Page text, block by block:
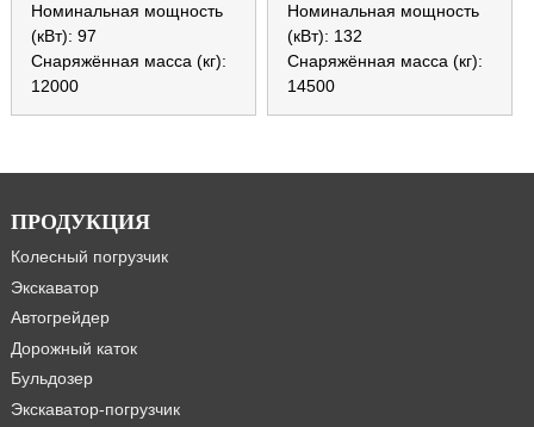
Номинальная мощность
(кВт): 97
Снаряжённая масса (кг):
12000
Номинальная мощность
(кВт): 132
Снаряжённая масса (кг):
14500
ПРОДУКЦИЯ
Колесный погрузчик
Экскаватор
Автогрейдер
Дорожный каток
Бульдозер
Экскаватор-погрузчик